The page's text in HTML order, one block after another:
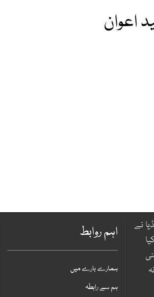
اعوان
اہم روابط
ہمارے بارے میں
ہم سے رابطہ
نے